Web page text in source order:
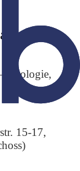
–
Ideologie,
15-17,